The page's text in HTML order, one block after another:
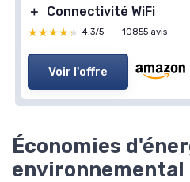
＋
Connectivité WiFi
★★★★★
★★★★★ 4,3/5 — 10855 avis
Voir l'offre
Économies
environnemental